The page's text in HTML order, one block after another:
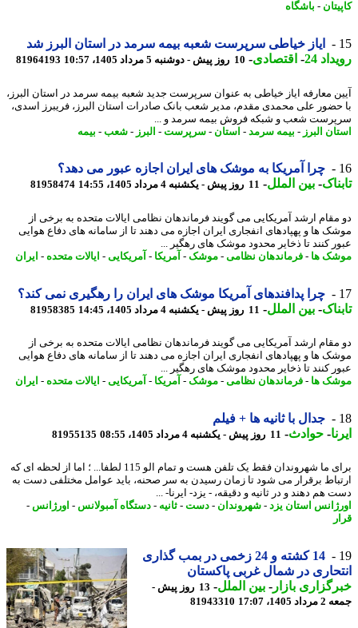
-باشگاه
ایاز خیاطی سرپرست شعبه بیمه سرمد در استان البرز شد
24
-اقتصادی-10 روز پیش - دوشنبه 5 مرداد 1405، 10:57 81964193
معارفه ایاز خیاطی به عنوان سرپرست جدید شعبه بیمه سرمد در استان البرز،
علی محمدی مقدم، مدیر شعب بانک صادرات استان البرز، فریبرز اسدی،
شعب و شبکه فروش بیمه سرمد و ...
البرز -بیمه سرمد- استان-سرپرست -البرز -شعب-بیمه
چرا آمریکا به موشک های ایران اجازه عبور می دهد؟
-بین الملل-11 روز پیش - یکشنبه 4 مرداد 1405، 14:55 81958474
ارشد آمریکایی می گویند فرماندهان نظامی ایالات متحده به برخی از
ها و پهپادهای انفجاری ایران اجازه می دهند تا از سامانه های دفاع هوایی
کنند تا ذخایر محدود موشک های رهگیر ...
ها- فرماندهان نظامی-موشک-آمریکا- آمریکایی-ایالات متحده-ایران
چرا پدافندهای آمریکا موشک های ایران را رهگیری نمی کند؟
-بین الملل-11 روز پیش - یکشنبه 4 مرداد 1405، 14:45 81958385
ارشد آمریکایی می گویند فرماندهان نظامی ایالات متحده به برخی از
ها و پهپادهای انفجاری ایران اجازه می دهند تا از سامانه های دفاع هوایی
کنند تا ذخایر محدود موشک های رهگیر ...
ها- فرماندهان نظامی-موشک-آمریکا- آمریکایی-ایالات متحده-ایران
جدال با ثانیه ها + فیلم
-حوادث -11 روز پیش - یکشنبه 4 مرداد 1405، 08:55 81955135
برای ما شهروندان فقط یک تلفن هست و تمام الو 115 لطفا... ؛ اما از لحظه ای که
برقرار می شود تا زمان رسیدن به سر صحنه، باید عوامل مختلفی دست به
هم دهند و در ثانیه و دقیقه، - یزد- ایرنا- ...
استان یزد-شهروندان- دست-ثانیه -دستگاه آمبولانس-اورژانس -
14 کشته و 24 زخمی در بمب گذاری
در شمال غربی پاکستان
بازار- بین الملل-
13 روز پیش -
17:07
81943310